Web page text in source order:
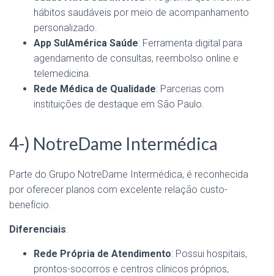
hábitos saudáveis por meio de acompanhamento
personalizado.
App SulAmérica Saúde: Ferramenta digital para
agendamento de consultas, reembolso online e
telemedicina.
Rede Médica de Qualidade: Parcerias com
instituições de destaque em São Paulo.
4-) NotreDame Intermédica
Parte do Grupo NotreDame Intermédica, é reconhecida
por oferecer planos com excelente relação custo-
benefício.
Diferenciais:
Rede Própria de Atendimento: Possui hospitais,
prontos-socorros e centros clínicos próprios,